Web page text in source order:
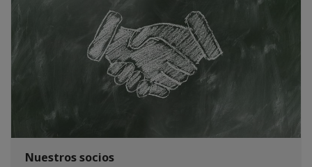
Nuestros socios